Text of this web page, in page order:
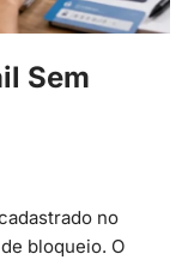
Sem
no
bloqueio. O